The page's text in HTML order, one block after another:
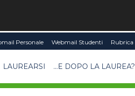
Personale Webmail Studenti Rubrica
LAUREARSI ...E DOPO LA LAUREA?